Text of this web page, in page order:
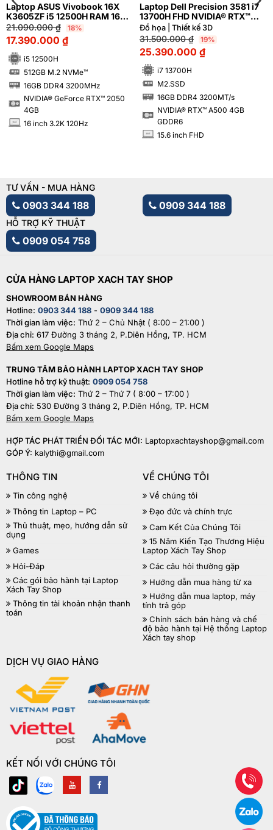
Laptop ASUS Vivobook 16X
K3605ZF i5 12500H RAM 16GB
M2.SSD 512GB FHD+ 144Hz
NVIDIA® GeForce RTX™ 2050
4GB
21.090.000₫ 18%
17.390.000 ₫
i5 12500H
SSD 512GB M.2 NVMe™
16GB DDR4 3200MHz
NVIDIA® GeForce RTX™ 2050
4GB
INCH 16 inch 3.2K 120Hz
Laptop Dell Precision 3581 i7
13700H FHD NVIDIA® RTX™
A500 4GB
Đồ họa | Thiết kế 3D
31.500.000₫ 19%
25.390.000 ₫
i7 13700H
SSD M2.SSD
16GB DDR4 3200MT/s
NVIDIA® RTX™ A500 4GB
GDDR6
INCH 15.6 inch FHD
TƯ VẤN - MUA HÀNG
0903 344 188 0909 344 188
HỖ TRỢ KỸ THUẬT
0909 054 758
CỬA HÀNG LAPTOP XACH TAY SHOP
SHOWROOM BÁN HÀNG
Hotline: 0903 344 188 - 0909 344 188
Thời gian làm việc: Thứ 2 – Chủ Nhật ( 8:00 – 21:00 )
Địa chỉ: 617 Đường 3 tháng 2, P.Diên Hồng, TP. HCM
Bấm xem Google Maps
TRUNG TÂM BẢO HÀNH LAPTOP XACH TAY SHOP
Hotline hỗ trợ kỹ thuật: 0909 054 758
Thời gian làm việc: Thứ 2 – Thứ 7 ( 8:00 – 17:00 )
Địa chỉ: 530 Đường 3 tháng 2, P.Diên Hồng, TP. HCM
Bấm xem Google Maps
HỢP TÁC PHÁT TRIỂN ĐỐI TÁC MỚI: Laptopxachtayshop@gmail.com
GÓP Ý: kalythi@gmail.com
THÔNG TIN
Tin công nghệ
Thông tin Laptop – PC
Thủ thuật, mẹo, hướng dẫn sử
dụng
Games
Hỏi-Đáp
Các gói bảo hành tại Laptop
Xách Tay Shop
Thông tin tài khoản nhận thanh
toán
VỀ CHÚNG TÔI
Về chúng tôi
Đạo đức và chính trực
Cam Kết Của Chúng Tôi
15 Năm Kiến Tạo Thương Hiệu
Laptop Xách Tay Shop
Các câu hỏi thường gặp
Hướng dẫn mua hàng từ xa
Hướng dẫn mua laptop, máy
tính trả góp
Chính sách bán hàng và chế
độ bảo hành tại Hệ thống Laptop
Xách tay shop
DỊCH VỤ GIAO HÀNG
KẾT NỐI VỚI CHÚNG TÔI